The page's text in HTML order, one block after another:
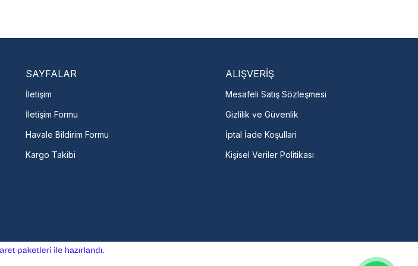
SAYFALAR
İletişim
İletişim Formu
Havale Bildirim Formu
Kargo Takibi
ALIŞVERİŞ
Mesafeli Satış Sözleşmesi
Gizlilik ve Güvenlik
İptal İade Koşullari
Kişisel Veriler Politikası
e-